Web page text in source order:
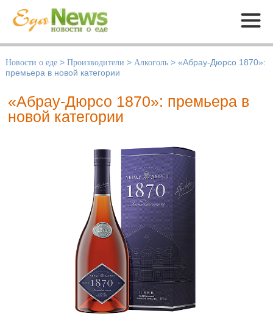
Меню
Новости о еде > Производители > Алкоголь > «Абрау-Дюрсо 1870»:
премьера в новой категории
«Абрау-Дюрсо 1870»: премьера в
новой категории